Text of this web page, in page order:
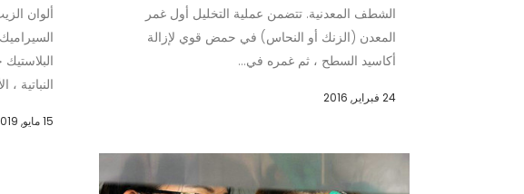
ألوان
النباتية ،
15 مايو, 2019
الشطف المعدنية. تتضمن عملية التخليل أول غمر
المعدن (الزنك أو النحاس) في حمض قوي لإزالة
أكاسيد السطح ، ثم غمره في...
24 فبراير, 2016